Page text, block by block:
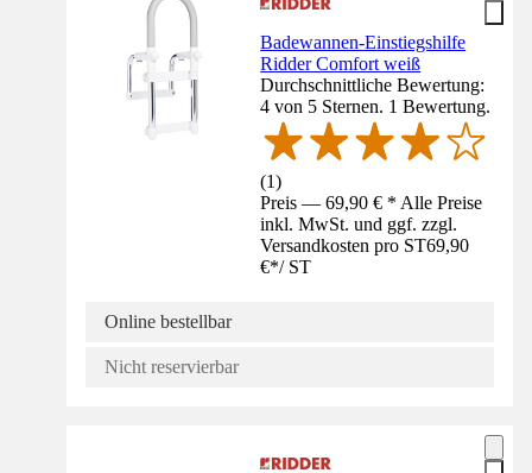
Badewannen-Einstiegshilfe
Ridder Comfort weiß
Durchschnittliche Bewertung:
4 von 5 Sternen. 1 Bewertung.
(1)
Preis — 69,90 € * Alle Preise
inkl. MwSt. und ggf. zzgl.
Versandkosten pro ST69,90
€*/ ST
Online bestellbar
Nicht reservierbar